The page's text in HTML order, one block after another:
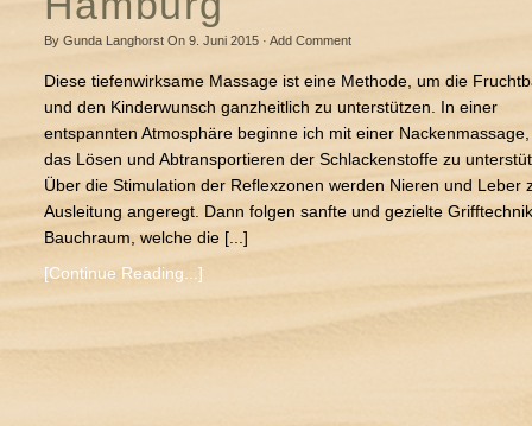
babymassage als kurs für eltern
Fruchtbarkeitsmassage (Kinderwunschbehandlung)
klassische massage
kinderwunsch
Fruchtbarkeitsmassage (Kinderwunschbehandlung)
kontakt
Kontakt
By Gunda LanghorstOn 9. Juni 2015· Add Comment
Diese tiefenwirksame Massage ist eine Methode, um die
und den Kinderwunsch ganzheitlich zu unterstützen. In einer
entspannten Atmosphäre beginne ich mit einer
das Lösen und Abtransportieren der Schlackenstoffe zu
Über die Stimulation der Reflexzonen werden Nieren und Leber
Ausleitung angeregt. Dann folgen sanfte und gezielte
Bauchraum, welche die [...]
[Continue Reading...]